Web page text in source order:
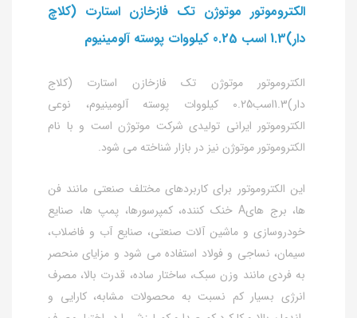
الکتروموتور موتوژن تک فازخازن استارت (کلاچ
دار)1.3 اسب 0.25 کیلووات پوسته آلومینیوم
الکتروموتور موتوژن تک فازخازن استارت (کلاج
دار)1.3اسب0.25 کیلووات پوسته آلومینیوم، نوعی
الکتروموتور ایرانی تولیدی شرکت موتوژن است و با نام
الکتروموتور موتوژن نیز در بازار شناخته می شود.
این الکتروموتور برای کاربردهای مختلف صنعتی مانند فن
ها، برج هایA خنک کننده، کمپرسورها، پمپ ها، صنایع
خودروسازی و ماشین آلات صنعتی، صنایع آب و فاضلاب،
سیمان، نساجی و فولاد استفاده می شود و مزایای منحصر
به فردی مانند وزن سبک، ساختار ساده، قدرت بالا، مصرف
انرژی بسیار کم نسبت به محصولات مشابه، کارایی و